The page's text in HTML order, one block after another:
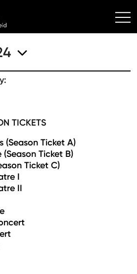
Kulturhaus Lüdenscheid
TICKETS
(Season Ticket A)
Ticket B)
Ticket C)
I
II